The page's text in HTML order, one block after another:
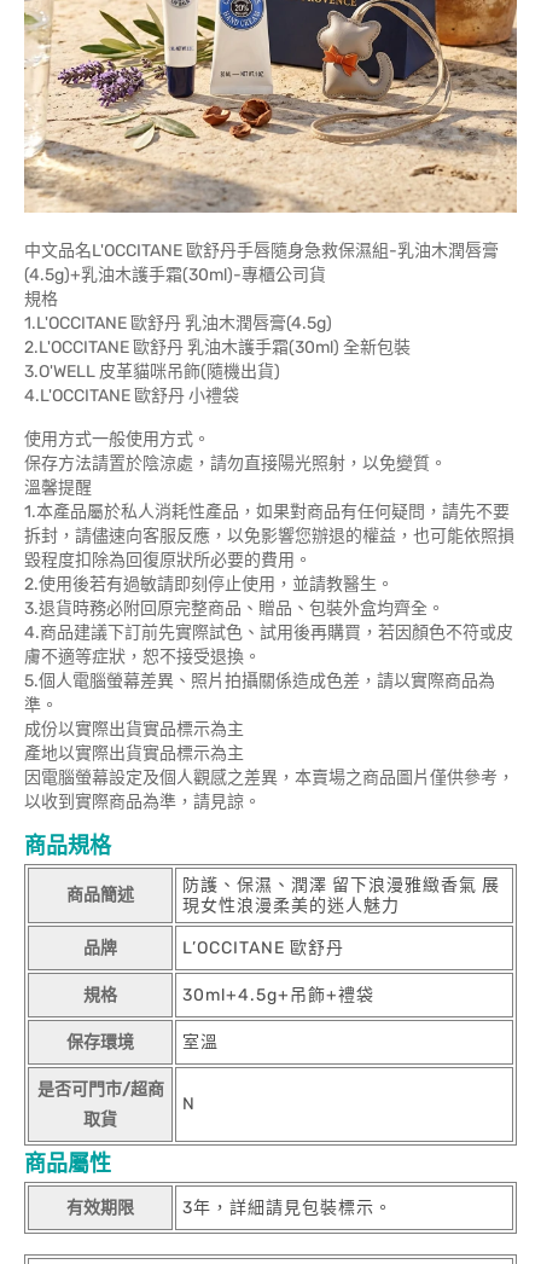
中文品名L'OCCITANE 歐舒丹手唇隨身急救保濕組-乳油木潤唇膏
(4.5g)+乳油木護手霜(30ml)-專櫃公司貨
規格
1.L'OCCITANE 歐舒丹 乳油木潤唇膏(4.5g)
2.L'OCCITANE 歐舒丹 乳油木護手霜(30ml) 全新包裝
3.O'WELL 皮革貓咪吊飾(隨機出貨)
4.L'OCCITANE 歐舒丹 小禮袋
使用方式一般使用方式。
保存方法請置於陰涼處，請勿直接陽光照射，以免變質。
溫馨提醒
1.本產品屬於私人消耗性產品，如果對商品有任何疑問，請先不要
拆封，請儘速向客服反應，以免影響您辦退的權益，也可能依照損
毀程度扣除為回復原狀所必要的費用。
2.使用後若有過敏請即刻停止使用，並請教醫生。
3.退貨時務必附回原完整商品、贈品、包裝外盒均齊全。
4.商品建議下訂前先實際試色、試用後再購買，若因顏色不符或皮
膚不適等症狀，恕不接受退換。
5.個人電腦螢幕差異、照片拍攝關係造成色差，請以實際商品為
準。
成份以實際出貨實品標示為主
產地以實際出貨實品標示為主
因電腦螢幕設定及個人觀感之差異，本賣場之商品圖片僅供參考，
以收到實際商品為準，請見諒。
商品規格
商品簡述
防護、保濕、潤澤 留下浪漫雅緻香氣 展
現女性浪漫柔美的迷人魅力
品牌 L’OCCITANE 歐舒丹
規格 30ml+4.5g+吊飾+禮袋
保存環境 室溫
是否可門市/超商
取貨
N
商品屬性
有效期限 3年，詳細請見包裝標示。